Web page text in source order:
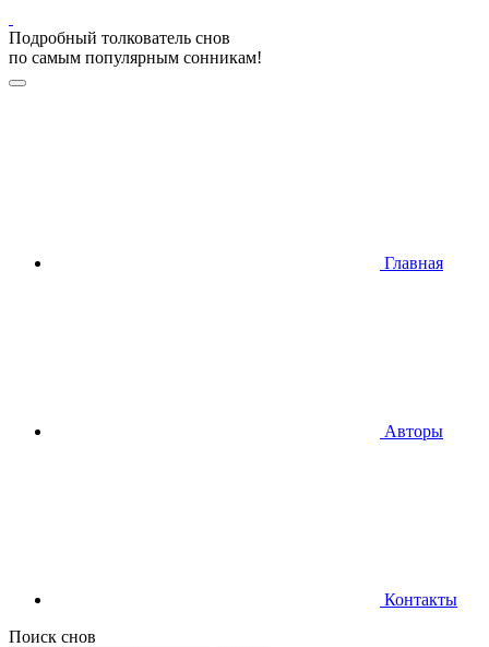
Подробный толкователь снов
по самым популярным сонникам!
Главная
Авторы
Контакты
Поиск снов